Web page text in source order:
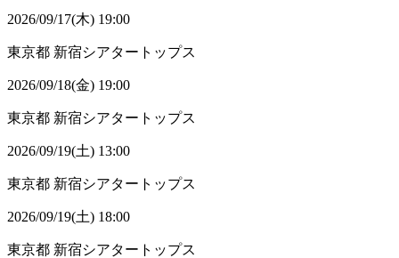
2026/09/17(木) 19:00
東京都 新宿シアタートップス
2026/09/18(金) 19:00
東京都 新宿シアタートップス
2026/09/19(土) 13:00
東京都 新宿シアタートップス
2026/09/19(土) 18:00
東京都 新宿シアタートップス